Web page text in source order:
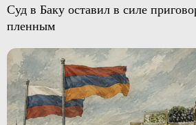
Суд в Баку оставил в силе
пленным